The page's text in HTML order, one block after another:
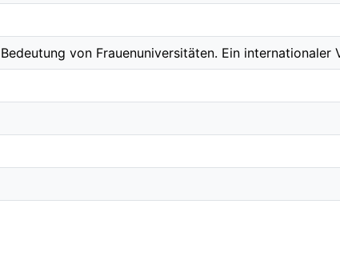
von Frauenuniversitäten. Ein internationaler